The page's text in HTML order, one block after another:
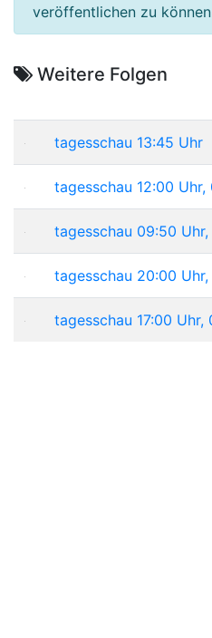
veröffentlichen zu
Weitere Folgen
tagesschau 13:45 Uhr
tagesschau 12:00
tagesschau 09:50
tagesschau 20:00
tagesschau 17:00 Uhr,